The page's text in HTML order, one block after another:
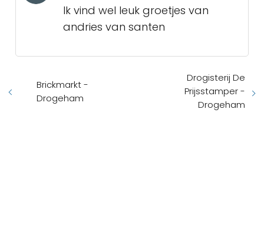
Ik vind wel leuk groetjes van
andries van santen
Brickmarkt -
Drogeham
Drogisterij De
Prijsstamper -
Drogeham